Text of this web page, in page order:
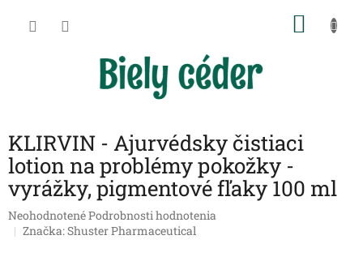
KLIRVIN - Ajurvédsky čistiaci
lotion na problémy pokožky -
vyrážky, pigmentové fľaky 100 ml
Priemerné
hodnotenie
NeohodnotenéPodrobnosti hodnotenia
Značka:Shuster Pharmaceutical